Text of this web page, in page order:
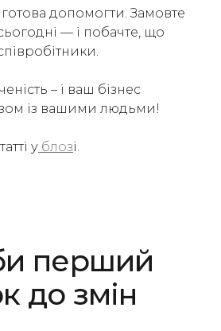
готова допомогти. Замовте
— і побачте, що
– і ваш бізнес
із вашими людьми!
у блозі.
перший
до змін